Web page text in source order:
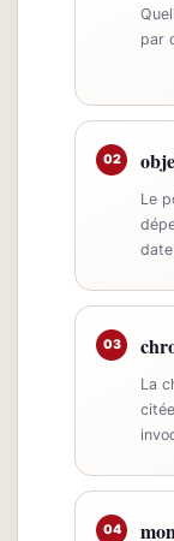
par
02
Le
date
03
La
04